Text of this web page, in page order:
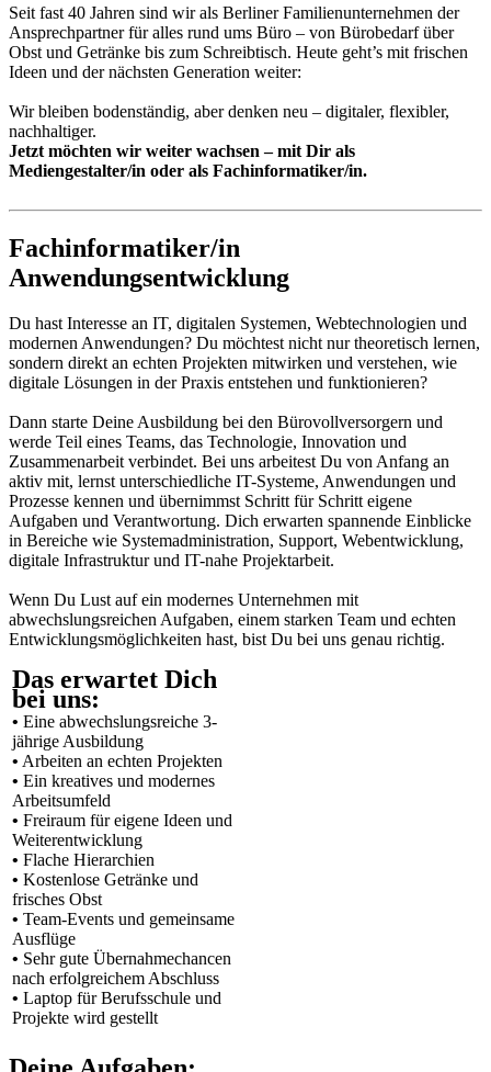
Seit fast 40 Jahren sind wir als Berliner Familienunternehmen der
Ansprechpartner für alles rund ums Büro – von Bürobedarf über
Obst und Getränke bis zum Schreibtisch. Heute geht’s mit frischen
Ideen und der nächsten Generation weiter:
Wir bleiben bodenständig, aber denken neu – digitaler, flexibler,
nachhaltiger.
Jetzt möchten wir weiter wachsen – mit Dir als
Mediengestalter/in oder als Fachinformatiker/in.
Fachinformatiker/in
Anwendungsentwicklung
Du hast Interesse an IT, digitalen Systemen, Webtechnologien und
modernen Anwendungen? Du möchtest nicht nur theoretisch lernen,
sondern direkt an echten Projekten mitwirken und verstehen, wie
digitale Lösungen in der Praxis entstehen und funktionieren?
Dann starte Deine Ausbildung bei den Bürovollversorgern und
werde Teil eines Teams, das Technologie, Innovation und
Zusammenarbeit verbindet. Bei uns arbeitest Du von Anfang an
aktiv mit, lernst unterschiedliche IT-Systeme, Anwendungen und
Prozesse kennen und übernimmst Schritt für Schritt eigene
Aufgaben und Verantwortung. Dich erwarten spannende Einblicke
in Bereiche wie Systemadministration, Support, Webentwicklung,
digitale Infrastruktur und IT-nahe Projektarbeit.
Wenn Du Lust auf ein modernes Unternehmen mit
abwechslungsreichen Aufgaben, einem starken Team und echten
Entwicklungsmöglichkeiten hast, bist Du bei uns genau richtig.
Das erwartet Dich
bei uns:
• Eine abwechslungsreiche 3-
jährige Ausbildung
• Arbeiten an echten Projekten
• Ein kreatives und modernes
Arbeitsumfeld
• Freiraum für eigene Ideen und
Weiterentwicklung
• Flache Hierarchien
• Kostenlose Getränke und
frisches Obst
• Team-Events und gemeinsame
Ausflüge
• Sehr gute Übernahmechancen
nach erfolgreichem Abschluss
• Laptop für Berufsschule und
Projekte wird gestellt